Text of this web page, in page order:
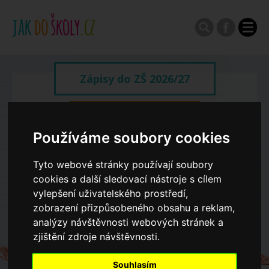
Používáme soubory cookies
Tyto webové stránky používají soubory
cookies a další sledovací nástroje s cílem
vylepšení uživatelského prostředí,
zobrazení přizpůsobeného obsahu a reklam,
analýzy návštěvnosti webových stránek a
zjištění zdroje návštěvnosti.
Souhlasím
Zápisy do ZŠ 2026/27
Spádové oblasti ZŠ
Koncepce školství
Dny otevřených dveří ZŠ